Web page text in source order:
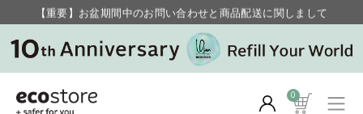
【重要】お盆期間中のお問い合わせと商品配送に関しまして
毎月お得にポイントが貯まる！ “月のポイントアップデー”
0